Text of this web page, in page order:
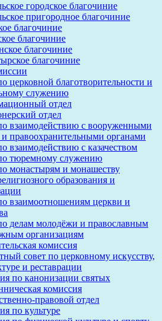
городское благочиние
пригородное благочиние
благочиние
благочиние
благочиние
благочиние
церковной благотворительности и
служению
отдел
отдел
взаимодействию с вооруженными
правоохранительными органами
взаимодействию с казачеством
тюремному служению
монастырям и монашеству
образования и
взаимоотношениям церкви и
делам молодёжи и православным
организациям
комиссия
совет по церковному искусству,
и реставрации
по канонизации святых
комиссия
правовой отдел
по культуре